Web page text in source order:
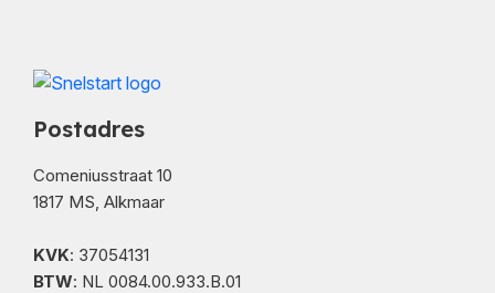
Postadres
Comeniusstraat 10
1817 MS, Alkmaar
KVK: 37054131
BTW: NL 0084.00.933.B.01